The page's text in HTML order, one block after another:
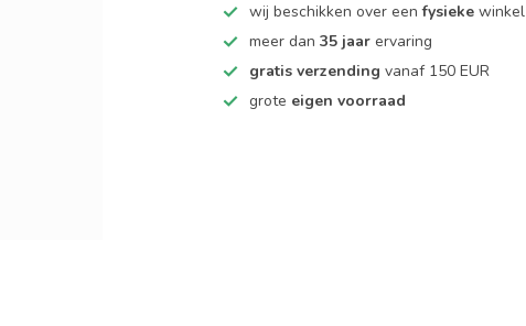
wij beschikken over eenfysieke winkel
meer dan35 jaar ervaring
gratis verzending vanaf 150 EUR
grote eigen voorraad